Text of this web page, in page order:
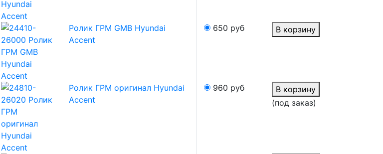
Ролик ГРМ GMB Hyundai
Accent
650 руб В корзину
Ролик ГРМ оригинал Hyundai
Accent
960 руб
В корзину
(под заказ)